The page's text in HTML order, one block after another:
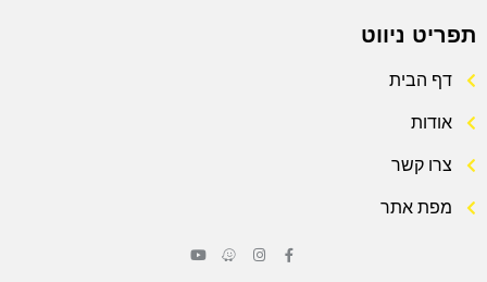
תפריט ניווט
דף הבית
אודות
צרו קשר
מפת אתר